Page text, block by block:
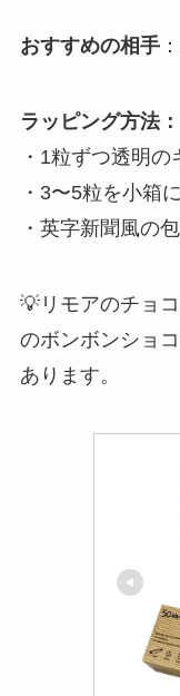
おすすめの相手
ラッピング方法：
・1粒ずつ透明
・3〜5粒を小箱
・英字新聞風の
💡リモアのチョ
のボンボンショ
あります。